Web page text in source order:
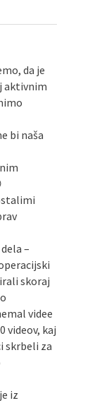
da je
aktivnim
bi naša
–
skoraj
videe
videov, kaj
skrbeli za
iz